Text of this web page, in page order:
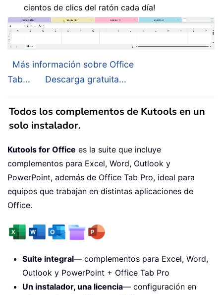
cientos de clics del ratón cada día!
Más información sobre Office
Tab...
Descarga gratuita...
Todos los complementos de Kutools en un
solo instalador.
Kutools for Office es la suite que incluye
complementos para Excel, Word, Outlook y
PowerPoint, además de Office Tab Pro, ideal para
equipos que trabajan en distintas aplicaciones de
Office.
Suite integral— complementos para Excel, Word,
Outlook y PowerPoint + Office Tab Pro
Un instalador, una licencia— configuración en